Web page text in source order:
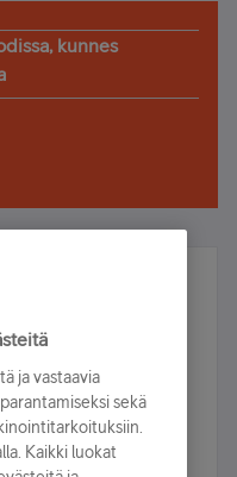
kunnes
voita!
arvonnassa.
ja vastaavia
sekä
Kaikki luokat